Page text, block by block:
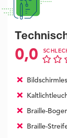
0,0
Braille-
Braille-